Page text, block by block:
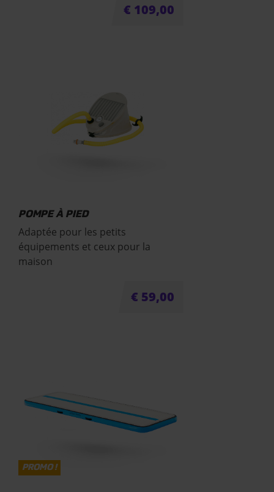
€ 109,00
POMPE À PIED
Adaptée pour les petits
équipements et ceux pour la
maison
€ 59,00
PROMO !